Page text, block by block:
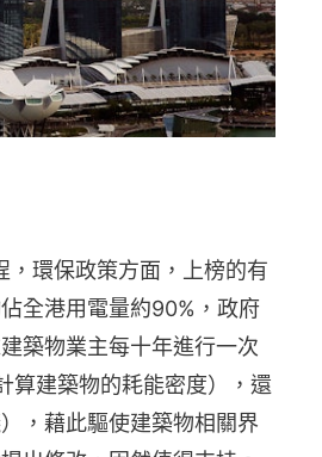
環保政策方面，上榜的有
全港用電量約90%，政府
築物業主每十年進行一次
算建築物的耗能密度），還
，藉此驅使建築物相關界